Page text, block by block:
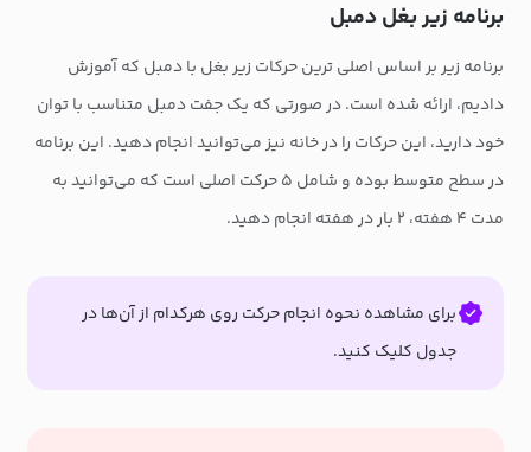
برنامه زیر بغل دمبل
برنامه زیر بر اساس اصلی ترین حرکات زیر بغل با دمبل که آموزش
دادیم، ارائه شده است. در صورتی که یک جفت دمبل متناسب با توان
خود دارید، این حرکات را در خانه نیز می‌توانید انجام دهید. این برنامه
در سطح متوسط بوده و شامل ۵ حرکت اصلی است که می‌توانید به
مدت ۴ هفته، ۲ بار در هفته انجام دهید.
برای مشاهده نحوه انجام حرکت روی هرکدام از آن‌ها در
جدول کلیک کنید.